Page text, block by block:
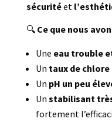
sécuritéet
🔍 Ce que nous
Une eau trouble
Un taux de
Un pH un peu
Un stabilisant
fortement